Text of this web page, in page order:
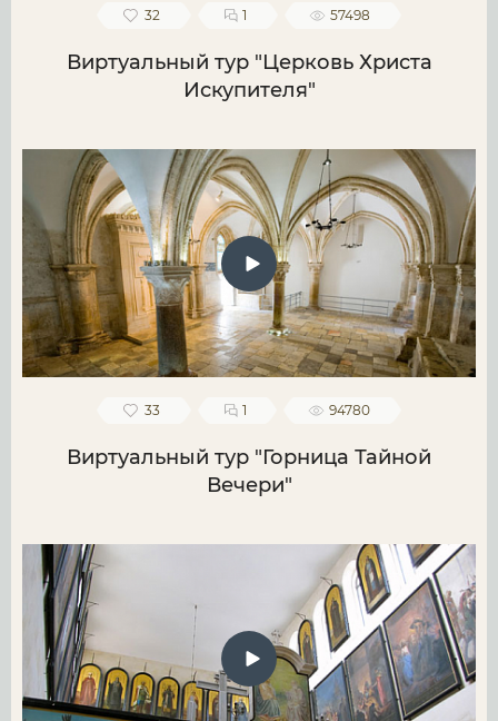
32 1 57498
Виртуальный тур "Церковь Христа
Искупителя"
33 1 94780
Виртуальный тур "Горница Тайной
Вечери"